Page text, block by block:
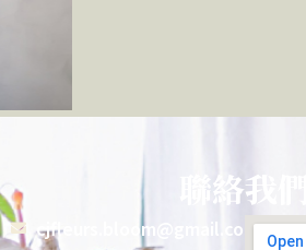
聯絡我們
cjfleurs.bloom@gmail.com